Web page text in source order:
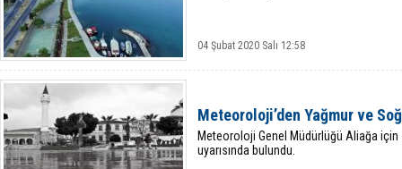
04 Şubat 2020 Salı 12:58
Meteoroloji’den Yağmur ve
Meteoroloji Genel Müdürlüğü Aliağa için
uyarısında bulundu.